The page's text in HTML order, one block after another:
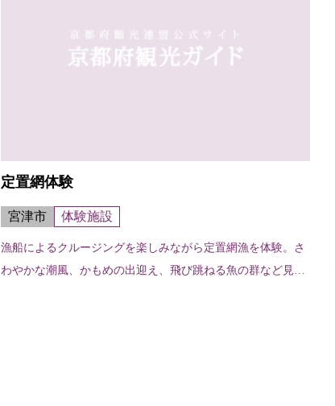
定置網体験
宮津市 体験施設
漁船によるクルージングを楽しみながら定置網漁を体験。さ
わやかな潮風、かもめの出迎え、飛び跳ねる魚の群など見ど